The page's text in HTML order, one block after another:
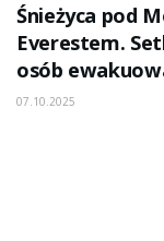
Śnieżyca pod
Everestem.
osób
07.10.2025